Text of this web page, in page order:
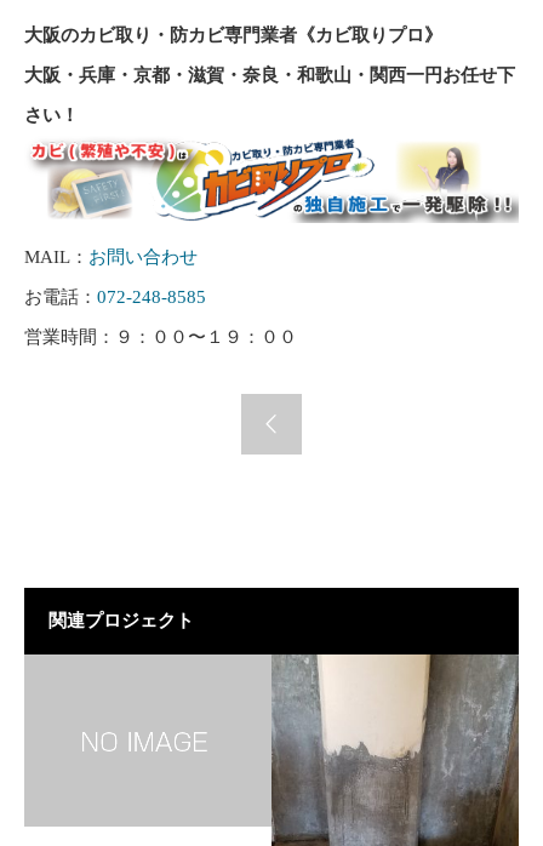
大阪のカビ取り・防カビ専門業者《カビ取りプロ》
大阪・兵庫・京都・滋賀・奈良・和歌山・関西一円お任せ下
さい！
MAIL： お問い合わせ
お電話： 072-248-8585
営業時間：９：００〜１９：００
関連プロジェクト